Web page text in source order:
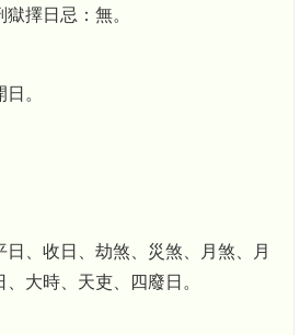
擇日忌：無。
。
、收日、劫煞、災煞、月煞、月
大時、天吏、四廢日。